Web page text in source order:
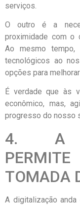
serviços.
O outro é a
proximidade com o
Ao mesmo
tecnológicos ao
opções para
É verdade que às
econômico, mas,
progresso do nosso
4. A
TOMADA
A digitalização